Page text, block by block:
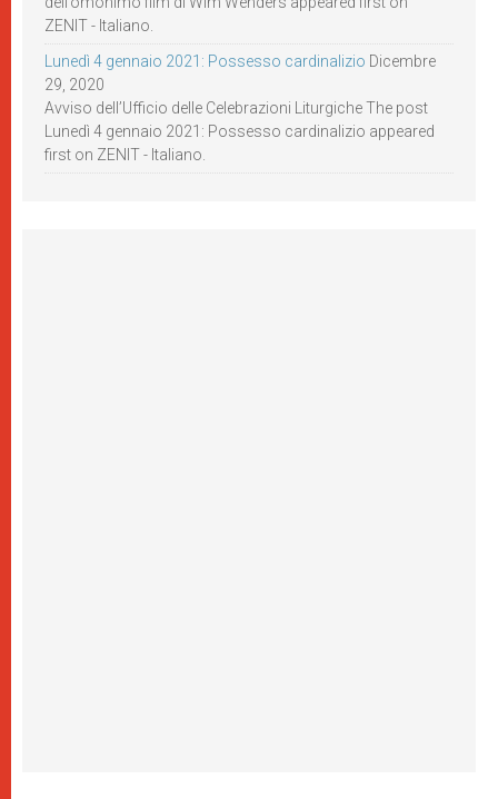
ZENIT - Italiano.
Lunedì 4 gennaio 2021: Possesso cardinalizio Dicembre
29, 2020
Avviso dell’Ufficio delle Celebrazioni Liturgiche The post
Lunedì 4 gennaio 2021: Possesso cardinalizio appeared
first on ZENIT - Italiano.